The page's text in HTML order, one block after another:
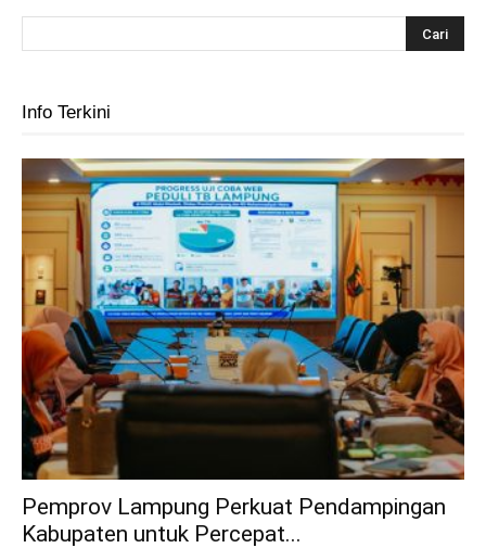
Info Terkini
Pemprov Lampung Perkuat Pendampingan
Kabupaten untuk Percepat...